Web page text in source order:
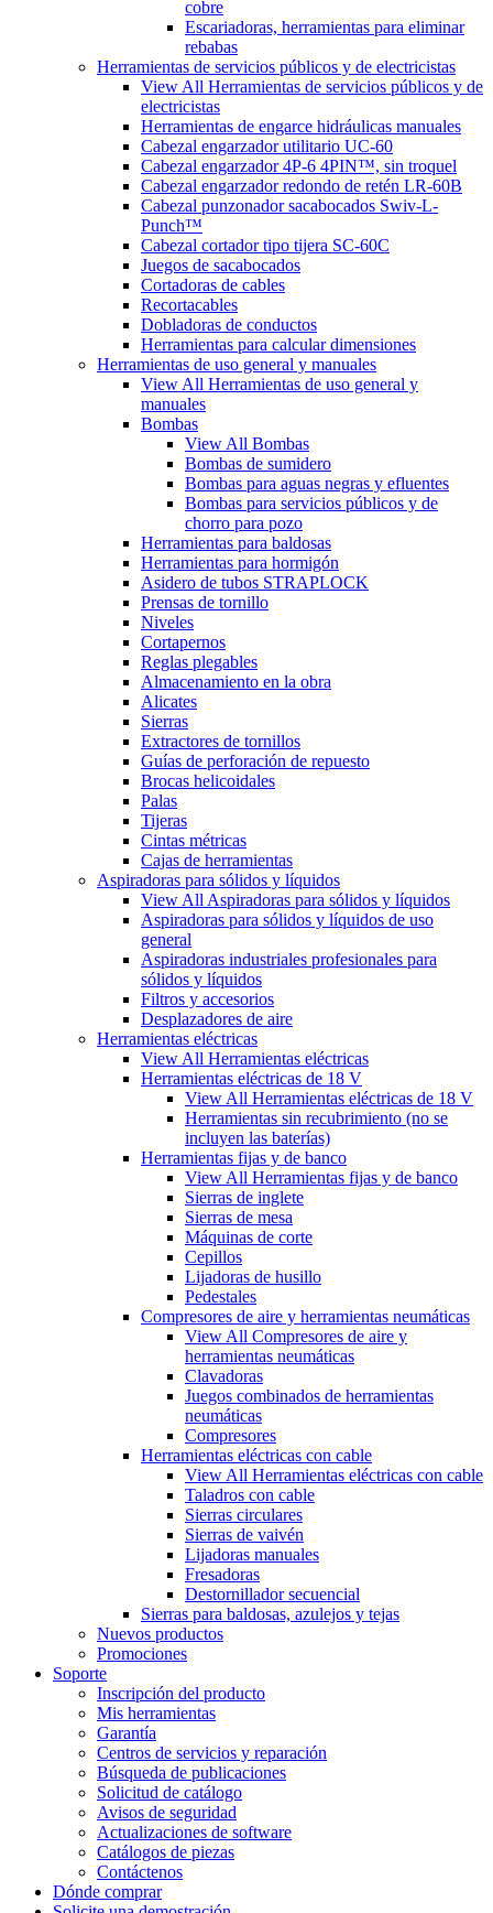
cobre
Escariadoras, herramientas para eliminar
rebabas
Herramientas de servicios públicos y de electricistas
View All Herramientas de servicios públicos y de
electricistas
Herramientas de engarce hidráulicas manuales
Cabezal engarzador utilitario UC-60
Cabezal engarzador 4P-6 4PIN™, sin troquel
Cabezal engarzador redondo de retén LR-60B
Cabezal punzonador sacabocados Swiv-L-
Punch™
Cabezal cortador tipo tijera SC-60C
Juegos de sacabocados
Cortadoras de cables
Recortacables
Dobladoras de conductos
Herramientas para calcular dimensiones
Herramientas de uso general y manuales
View All Herramientas de uso general y
manuales
Bombas
View All Bombas
Bombas de sumidero
Bombas para aguas negras y efluentes
Bombas para servicios públicos y de
chorro para pozo
Herramientas para baldosas
Herramientas para hormigón
Asidero de tubos STRAPLOCK
Prensas de tornillo
Niveles
Cortapernos
Reglas plegables
Almacenamiento en la obra
Alicates
Sierras
Extractores de tornillos
Guías de perforación de repuesto
Brocas helicoidales
Palas
Tijeras
Cintas métricas
Cajas de herramientas
Aspiradoras para sólidos y líquidos
View All Aspiradoras para sólidos y líquidos
Aspiradoras para sólidos y líquidos de uso
general
Aspiradoras industriales profesionales para
sólidos y líquidos
Filtros y accesorios
Desplazadores de aire
Herramientas eléctricas
View All Herramientas eléctricas
Herramientas eléctricas de 18 V
View All Herramientas eléctricas de 18 V
Herramientas sin recubrimiento (no se
incluyen las baterías)
Herramientas fijas y de banco
View All Herramientas fijas y de banco
Sierras de inglete
Sierras de mesa
Máquinas de corte
Cepillos
Lijadoras de husillo
Pedestales
Compresores de aire y herramientas neumáticas
View All Compresores de aire y
herramientas neumáticas
Clavadoras
Juegos combinados de herramientas
neumáticas
Compresores
Herramientas eléctricas con cable
View All Herramientas eléctricas con cable
Taladros con cable
Sierras circulares
Sierras de vaivén
Lijadoras manuales
Fresadoras
Destornillador secuencial
Sierras para baldosas, azulejos y tejas
Nuevos productos
Promociones
Soporte
Inscripción del producto
Mis herramientas
Garantía
Centros de servicios y reparación
Búsqueda de publicaciones
Solicitud de catálogo
Avisos de seguridad
Actualizaciones de software
Catálogos de piezas
Contáctenos
Dónde comprar